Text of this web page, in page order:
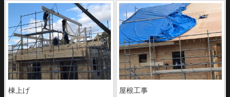
棟上げ 屋根工事